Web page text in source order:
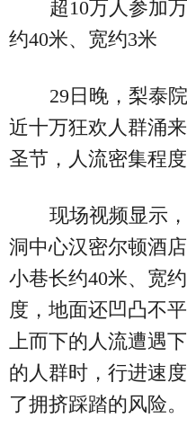
超10万人参加
约40米、宽约3米
29日晚，梨泰
近十万狂欢人群涌
圣节，人流密集程度
现场视频显示
洞中心汉密尔顿酒
小巷长约40米、宽
度，地面还凹凸不
上而下的人流遭遇
的人群时，行进速
了拥挤踩踏的风险。